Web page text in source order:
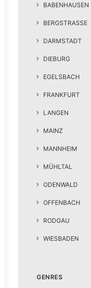
BABENHAUSEN
BERGSTRASSE
DARMSTADT
DIEBURG
EGELSBACH
FRANKFURT
LANGEN
MAINZ
MANNHEIM
MÜHLTAL
ODENWALD
OFFENBACH
RODGAU
WIESBADEN
GENRES